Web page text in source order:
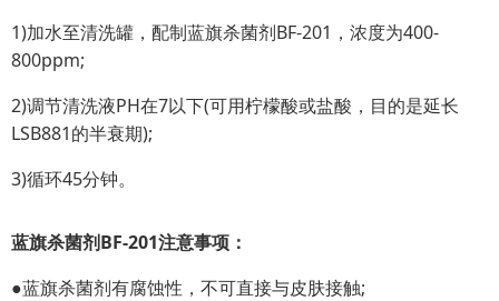
1)加水至清洗罐，配制蓝旗杀菌剂BF-201，浓度为400-
800ppm;
2)调节清洗液PH在7以下(可用柠檬酸或盐酸，目的是延长
LSB881的半衰期);
3)循环45分钟。
蓝旗杀菌剂BF-201注意事项：
●蓝旗杀菌剂有腐蚀性，不可直接与皮肤接触;